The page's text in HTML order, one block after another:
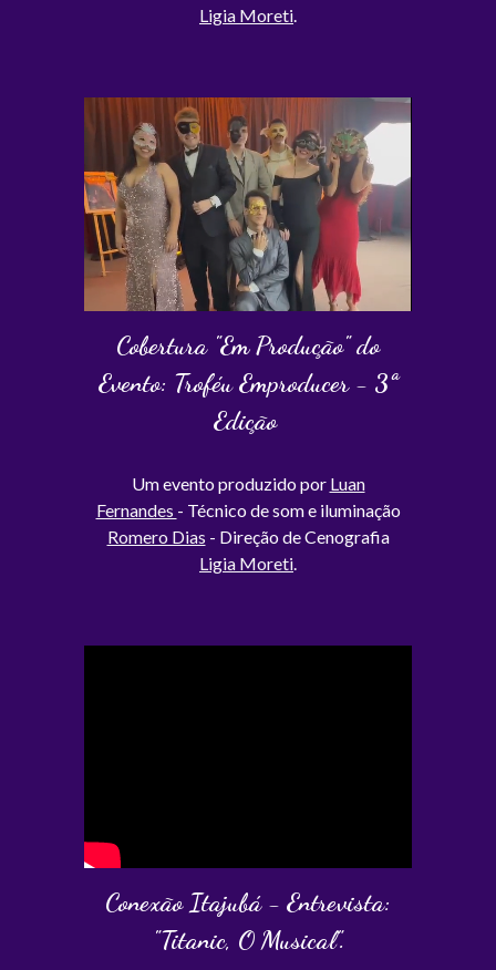
Ligia Moreti.
Cobertura "Em Produção" do
Evento: Troféu Emproducer - 3ª
Edição
Um evento produzido por Luan
Fernandes - Técnico de som e iluminação
Romero Dias - Direção de Cenografia
Ligia Moreti.
Conexão Itajubá - Entrevista:
"Titanic, O Musical".